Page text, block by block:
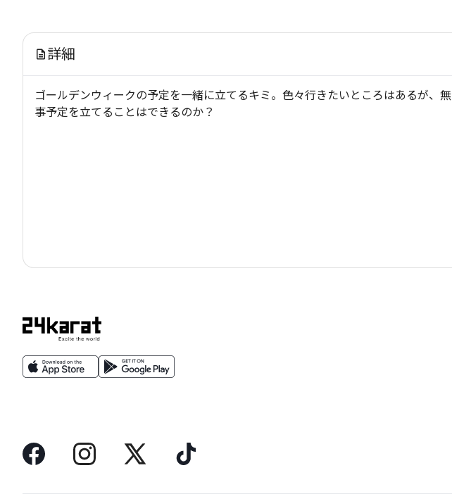
詳細
ゴールデンウィークの予定を一緒に立てるキミ。色々行きたいところはあるが、無
事予定を立てることはできるのか？